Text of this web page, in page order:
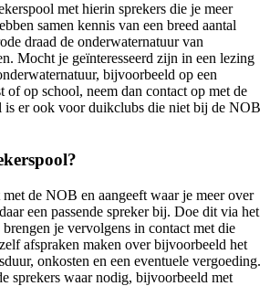
met hierin sprekers die je meer
samen kennis van een breed aantal
draad de onderwaternatuur van
Mocht je geïnteresseerd zijn in een lezing
bijvoorbeeld op een
of op school, neem dan contact op met de
is er ook voor duikclubs die niet bij de NOB
de NOB en aangeeft waar je meer over
een passende spreker bij. Doe dit via het
je vervolgens in contact met die
afspraken maken over bijvoorbeeld het
onkosten en een eventuele vergoeding.
sprekers waar nodig, bijvoorbeeld met